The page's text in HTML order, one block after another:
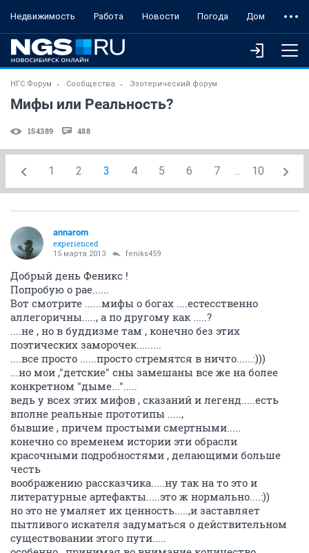
Недвижимость Работа Новости Погода Дом
НГС.Форум Сообщества Эзотерический форум
Мифы или Реальность?
154389 488
1 2 3 4 5 6 7 ... 10
annarom
experienced
15 марта 2013 feniks459
Добрый день Феникс !
Попробую о рае......
Вот смотрите ......мифы о богах ....естесственно
аллегоричны....., а по другому как .....?
....не , но в буддизме там , конечно без этих
поэтических заморочек.........
....все просто ......просто стремятся в ничто......:)))
...но мои ,"детские" сны замешаны все же на более
конкретном "дыме...".....
ведь у всех этих мифов , сказаний и легенд.....есть
вполне реальные прототипы .....,
бывшие , причем простыми смертными.....
конечно со временем истории эти обрасли
красочными подробностями , делающими больше
честь
воображению рассказчика.....ну так на то это и
литературные артефакты.....это ж нормально....:))
но это не умаляет их ценность.....,и заставляет
пытливого искателя задуматься о действительном
существовании этого пути.....